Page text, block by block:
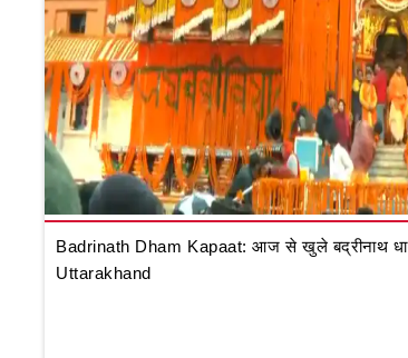
Badrinath Dham Kapaat: आज से खुले बद्रीनाथ
Uttarakhand